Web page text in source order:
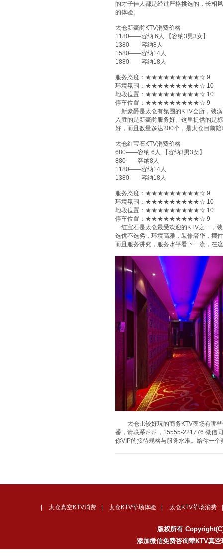
的才子佳人都是经过严格挑选的，长相
的体验。
太仓新豪爵KTV消费价格
1180——容纳 6人 【容纳3男3女】
1380——容纳8人
1580——容纳14人
1880——容纳18人
服务态度：★★★★★★★★★☆ 9
环境氛围：★★★★★★★★★☆ 10
地段位置：★★★★★★★★★☆ 10
停车位置：★★★★★★★★★☆ 9
新豪爵是太仓有氛围的KTV会所，装
入胜的是新豪爵服务好。这里提供的是
好，而且数量多达200个，是太仓目前
太仓红宝石KTV消费价格
680——容纳 6人 【容纳3男3女】
880——容纳8人
1180——容纳14人
1380——容纳18人
服务态度：★★★★★★★★★☆ 9
环境氛围：★★★★★★★★★☆ 10
地段位置：★★★★★★★★★☆ 10
停车位置：★★★★★★★★★☆ 9
红宝石是太仓最受欢迎的KTV之一，
选优不选劣，环境高雅，装修奢华，摆
而且服务讲究，服务水平看下一流，在
太仓比较好玩的商务KTV夜场有哪些
番，请联系萍萍，15555-221776 微信
你VIP的接待规格与服务水准。给你一
太仓真空KTV消费 太仓KTV荤场体验 太仓KTV荤场消费
版权所有
添加微信免费咨询荤KTV真